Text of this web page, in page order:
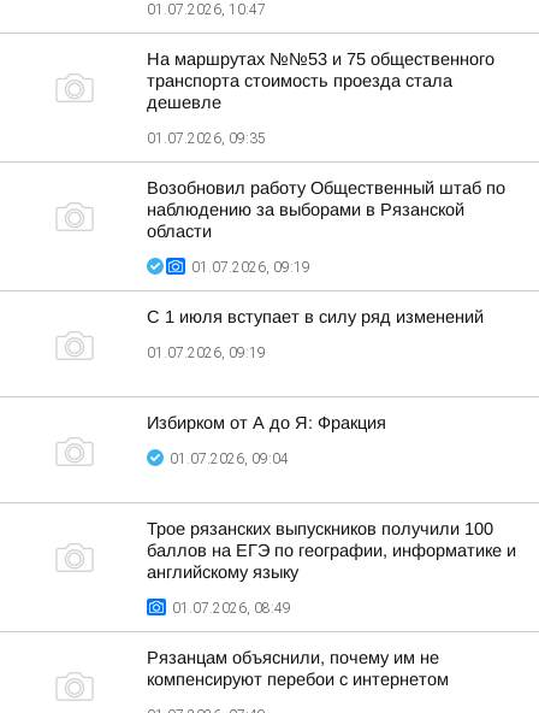
01.07.2026, 10:47
На маршрутах №№53 и 75 общественного
транспорта стоимость проезда стала
дешевле
01.07.2026, 09:35
Возобновил работу Общественный штаб по
наблюдению за выборами в Рязанской
области
01.07.2026, 09:19
С 1 июля вступает в силу ряд изменений
01.07.2026, 09:19
Избирком от А до Я: Фракция
01.07.2026, 09:04
Трое рязанских выпускников получили 100
баллов на ЕГЭ по географии, информатике и
английскому языку
01.07.2026, 08:49
Рязанцам объяснили, почему им не
компенсируют перебои с интернетом